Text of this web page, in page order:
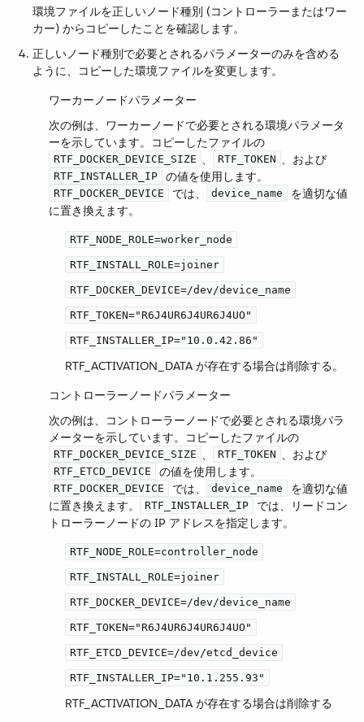
環境ファイルを正しいノード種別 (コントローラーまたはワー
カー) からコピーしたことを確認します。
正しいノード種別で必要とされるパラメーターのみを含める
ように、コピーした環境ファイルを変更します。
ワーカーノードパラメーター
次の例は、ワーカーノードで必要とされる環境パラメータ
ーを示しています。コピーしたファイルの ​
RTF_DOCKER_DEVICE_SIZE ​、​ RTF_TOKEN ​、および ​
RTF_INSTALLER_IP ​ の値を使用します。​
RTF_DOCKER_DEVICE ​ では、​ device_name
​ を適切な値
に置き換えます。
RTF_NODE_ROLE=worker_node
RTF_INSTALL_ROLE=joiner
RTF_DOCKER_DEVICE=/dev/device_name
RTF_TOKEN="R6J4UR6J4UR6J4UO"
RTF_INSTALLER_IP="10.0.42.86"
RTF_ACTIVATION_DATA​ が存在する場合は削除する。
コントローラーノードパラメーター
次の例は、コントローラーノードで必要とされる環境パラ
メーターを示しています。コピーしたファイルの ​
RTF_DOCKER_DEVICE_SIZE ​、​ RTF_TOKEN ​、および ​
RTF_ETCD_DEVICE ​ の値を使用します。​
RTF_DOCKER_DEVICE ​ では、​ device_name
​ を適切な値
に置き換えます。​
RTF_INSTALLER_IP
​ では、リードコン
トローラーノードの IP アドレスを指定します。
RTF_NODE_ROLE=controller_node
RTF_INSTALL_ROLE=joiner
RTF_DOCKER_DEVICE=/dev/device_name
RTF_TOKEN="R6J4UR6J4UR6J4UO"
RTF_ETCD_DEVICE=/dev/etcd_device
RTF_INSTALLER_IP="10.1.255.93"
RTF_ACTIVATION_DATA​ が存在する場合は削除する